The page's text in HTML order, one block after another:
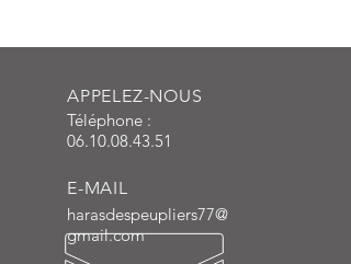
APPELEZ-NOUS
Téléphone :
06.10.08.43.51
E-MAIL
harasdespeupliers77@
gmail.com